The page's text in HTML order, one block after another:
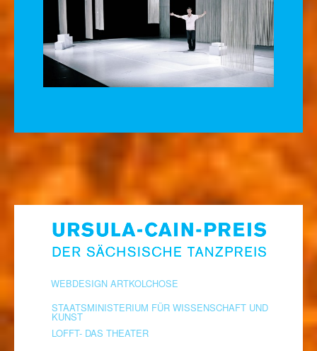
WEBDESIGN ARTKOLCHOSE
STAATSMINISTERIUM FÜR WISSENSCHAFT UND
KUNST
LOFFT- DAS THEATER